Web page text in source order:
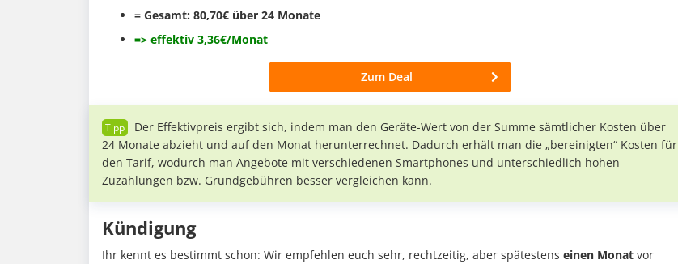
= Gesamt: 80,70€ über 24 Monate
=> effektiv 3,36€/Monat
Zum Deal
Der Effektivpreis ergibt sich, indem man den Geräte-Wert von der Summe sämtlicher Kosten über
24 Monate abzieht und auf den Monat herunterrechnet. Dadurch erhält man die „bereinigten“ Kosten für
den Tarif, wodurch man Angebote mit verschiedenen Smartphones und unterschiedlich hohen
Zuzahlungen bzw. Grundgebühren besser vergleichen kann.
Kündigung
Ihr kennt es bestimmt schon: Wir empfehlen euch sehr, rechtzeitig, aber spätestens einen Monat vor